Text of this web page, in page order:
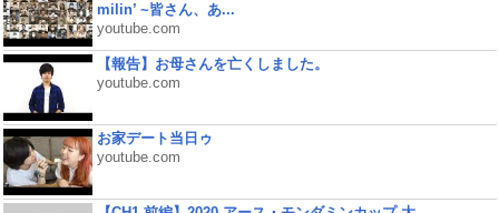
milin’ ~皆さん、あ...
youtube.com
【報告】お母さんを亡くしました。
youtube.com
お家デート当日ゥ
youtube.com